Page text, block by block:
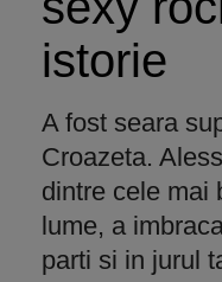
istorie
A fost seara
Croazeta.
dintre cele mai
lume, a
parti si in jurul